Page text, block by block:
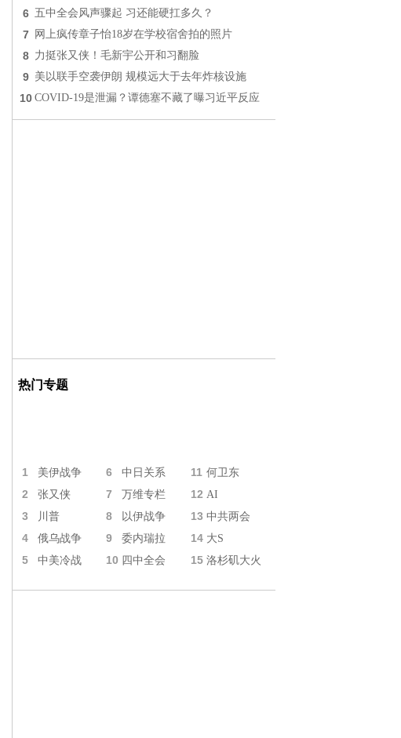
6 五中全会风声骤起 习还能硬扛多久？
7 网上疯传章子怡18岁在学校宿舍拍的照片
8 力挺张又侠！毛新宇公开和习翻脸
9 美以联手空袭伊朗 规模远大于去年炸核设施
10 COVID-19是泄漏？谭德塞不藏了曝习近平反应
热门专题
1 美伊战争 6 中日关系 11 何卫东
2 张又侠 7 万维专栏 12 AI
3 川普 8 以伊战争 13 中共两会
4 俄乌战争 9 委内瑞拉 14 大S
5 中美冷战 10 四中全会 15 洛杉矶大火